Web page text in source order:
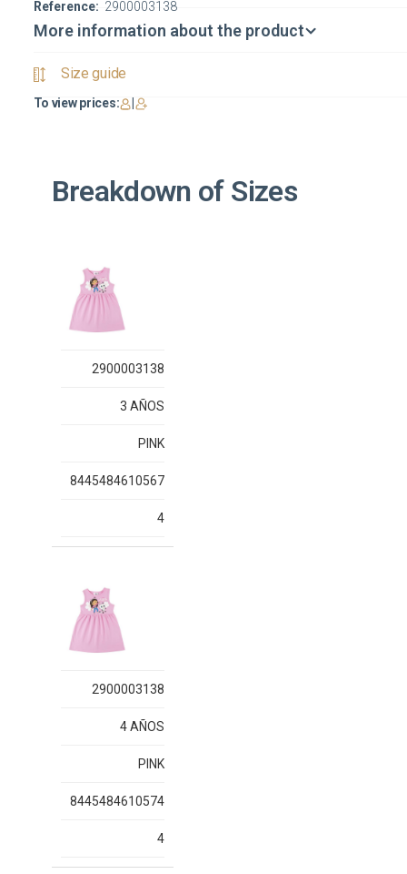
Reference: 2900003138
More information about the product
Size guide
To view prices:
Breakdown of Sizes
2900003138
3 AÑOS
PINK
8445484610567
4
2900003138
4 AÑOS
PINK
8445484610574
4